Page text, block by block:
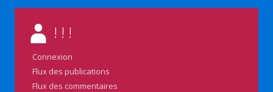
! ! !
Connexion
Flux des publications
Flux des commentaires